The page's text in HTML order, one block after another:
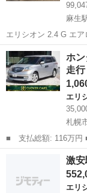
麻生
エリシオン 2.4 G エ
4WD 両側パワスラ HDDナビ コミコミ車輌☆
北海道 札幌市
ホ
走
エリ
札幌
■ 支払総額: 116万円 ■ 車両本体価格： 1,060,000 円 ■ メーカー
名： ホンダ ■ 車種
名： Ｓ ４ＷＤ♪走行
ロ♪ＥＴ...
札幌市
激
エリ